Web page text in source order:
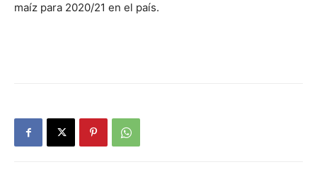
maíz para 2020/21 en el país.